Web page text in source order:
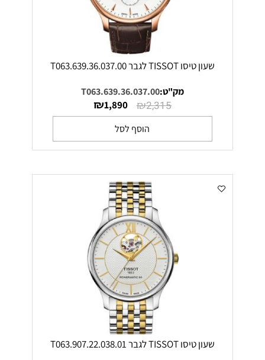
שעון טיסו TISSOT לגבר T063.639.36.037.00
מק"ט:T063.639.36.037.00
₪2,315
₪1,890
הוסף לסל
שעון טיסו TISSOT לגבר T063.907.22.038.01